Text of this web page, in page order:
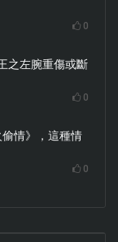
0
之左腕重傷或斷
0
情》，這種情
0